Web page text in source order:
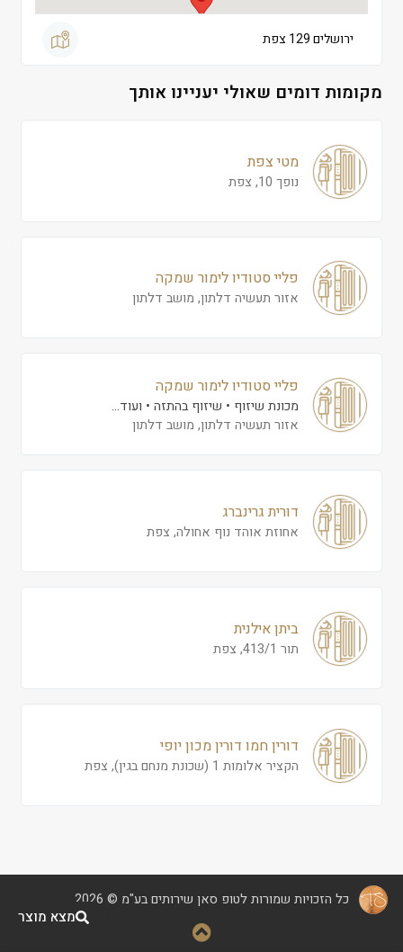
ירושלים 129 צפת
מקומות דומים שאולי יעניינו אותך
מטי צפת
נופך 10, צפת
פליי סטודיו לימור שמקה
אזור תעשיה דלתון, מושב דלתון
פליי סטודיו לימור שמקה
מכונת שיזוף שיזוף בהתזה
ועוד...
אזור תעשיה דלתון, מושב דלתון
דורית גרינברג
אחוזת אוהד נוף אחולה, צפת
ביתן אילנית
תור 413/1, צפת
דורין חמו דורין מכון יופי
הקציר אלומות 1 (שכונת מנחם בגין), צפת
כל הזכויות שמורות לטופ סאן שירותים בע"מ © 2026
מצא מוצר